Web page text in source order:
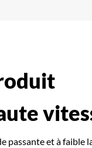
passante et à